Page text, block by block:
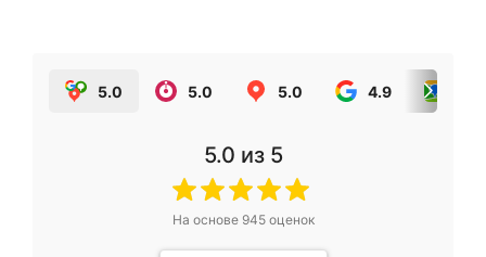
5.0 5.0 5.0 4.9
5.0 из 5
На основе 945оценок